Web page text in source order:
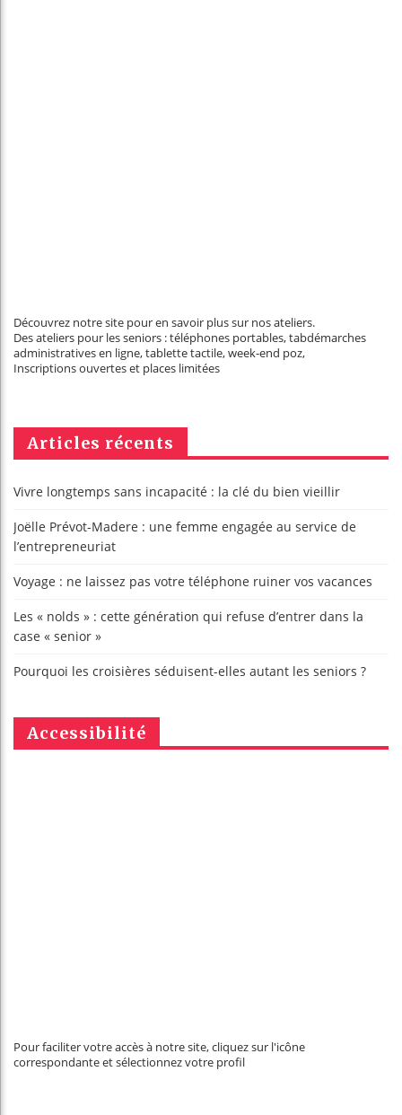
Découvrez notre site pour en savoir plus sur nos ateliers.
Des ateliers pour les seniors : téléphones portables, tabdémarches
administratives en ligne, tablette tactile, week-end poz,
Inscriptions ouvertes et places limitées
Articles récents
Vivre longtemps sans incapacité : la clé du bien vieillir
Joëlle Prévot-Madere : une femme engagée au service de
l’entrepreneuriat
Voyage : ne laissez pas votre téléphone ruiner vos vacances
Les « nolds » : cette génération qui refuse d’entrer dans la
case « senior »
Pourquoi les croisières séduisent-elles autant les seniors ?
Accessibilité
Pour faciliter votre accès à notre site, cliquez sur l'icône
correspondante et sélectionnez votre profil